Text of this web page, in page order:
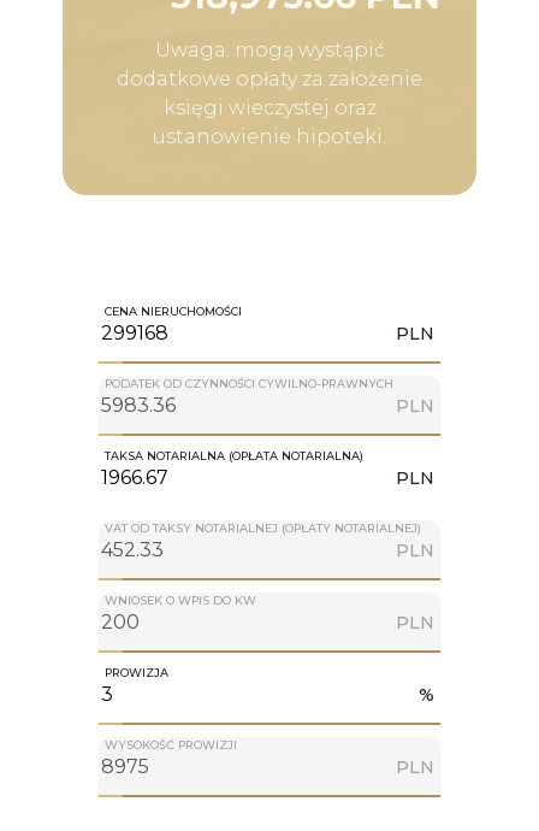
Uwaga: mogą wystąpić
dodatkowe opłaty za założenie
księgi wieczystej oraz
ustanowienie hipoteki.
CENA NIERUCHOMOŚCI
PLN
PODATEK OD CZYNNOŚCI CYWILNO-PRAWNYCH
PLN
TAKSA NOTARIALNA (OPŁATA NOTARIALNA)
PLN
VAT OD TAKSY NOTARIALNEJ (OPŁATY NOTARIALNEJ)
PLN
WNIOSEK O WPIS DO KW
PLN
PROWIZJA
%
WYSOKOŚĆ PROWIZJI
PLN